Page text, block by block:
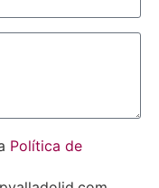
Política de